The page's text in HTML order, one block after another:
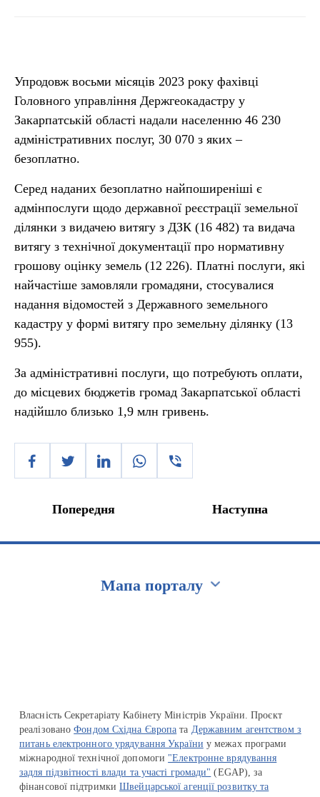
Упродовж восьми місяців 2023 року фахівці
Головного управління Держгеокадастру у
Закарпатській області надали населенню 46 230
адміністративних послуг, 30 070 з яких –
безоплатно.
Серед наданих безоплатно найпоширеніші є
адмінпослуги щодо державної реєстрації земельної
ділянки з видачею витягу з ДЗК (16 482) та видача
витягу з технічної документації про нормативну
грошову оцінку земель (12 226). Платні послуги, які
найчастіше замовляли громадяни, стосувалися
надання відомостей з Державного земельного
кадастру у формі витягу про земельну ділянку (13
955).
За адміністративні послуги, що потребують оплати,
до місцевих бюджетів громад Закарпатської області
надійшло близько 1,9 млн гривень.
Попередня Наступна
Мапа порталу
Власність Секретаріату Кабінету Міністрів України. Проєкт
реалізованоФондом Східна Європа та Державним агентством з
питань електронного урядування України у межах програми
міжнародної технічної допомоги "Електронне врядування
задля підзвітності влади та участі громади" (EGAP), за
фінансової підтримкиШвейцарської агенції розвитку та